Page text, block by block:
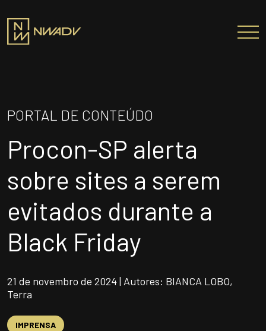
Entregas e Soluções
Pensamento Inovador
PROFISSIONAIS
ÁREAS DE ATUAÇÃO
INSTITUTO NELSON WILIANS
ATUAÇÃO INTERNACIONAL
UNIDADES
OPORTUNIDADES/CARREIRA
PORTAL DE CONTEÚDO
PORTAL DE CONTEÚDO
Procon-SP alerta
sobre sites a serem
evitados durante a
Black Friday
21 de novembro de 2024 | Autores: BIANCA LOBO,
Terra
IMPRENSA